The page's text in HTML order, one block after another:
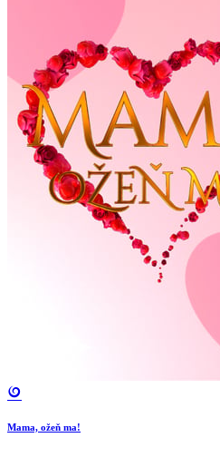
Mama, ožeň ma!